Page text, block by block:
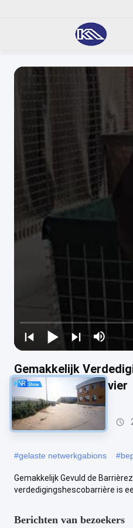
Gemakkelijk
Veiligheid voor Rivier
Verdedigingsbarrière
#gelaste netwerkgabions #
Gemakkelijk Gevuld de
verdedigingshescobarrière is
Berichten van bezoekers